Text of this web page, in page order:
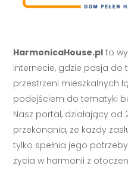
HarmonicaHouse.pl to
internecie, gdzie pasja do
przestrzeni mieszkalnych
podejściem do tematyki
Nasz portal, działający od
przekonania, że każdy
tylko spełnia jego
życia w harmonii z